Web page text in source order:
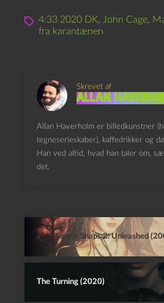
4:33 2020 DK, John Cage,
fra karantænen
Skrevet af
Allan
Allan Haverholm er billedkunstner
tegneserieskaber), kaffedrikker og
Han ved altid, hvad han taler om,
det.
Ginger Snaps 2: Unleashed
The Turning (2020)